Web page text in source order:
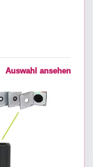
Auswahl ansehen